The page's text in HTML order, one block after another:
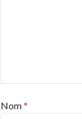
Nom*